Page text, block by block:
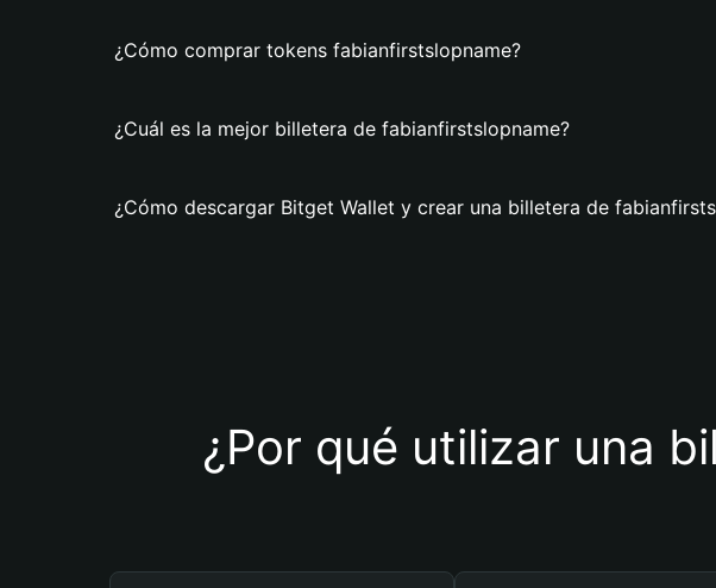
¿Cómo comprar tokens fabianfirstslopname?
¿Cuál es la mejor billetera de fabianfirstslopname?
¿Cómo descargar Bitget Wallet y crear una billetera de
¿Por qué utilizar una